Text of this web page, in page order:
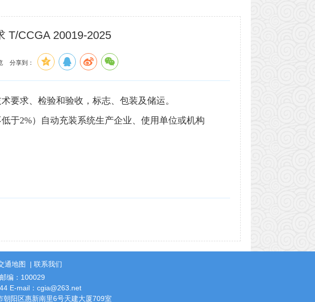
T/CCGA 20019-2025
分享到：
要求、检验和验收，标志、包装及储运。
于2%）自动充装系统生产企业、使用单位或机构
通地图 | 联系我们
编：100029
E-mail：cgia@263.net
阳区惠新南里6号天建大厦709室